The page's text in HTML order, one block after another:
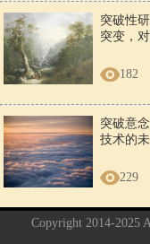
突破性
突变，
182
突破意
技术的
229
Copyright 2014-2025